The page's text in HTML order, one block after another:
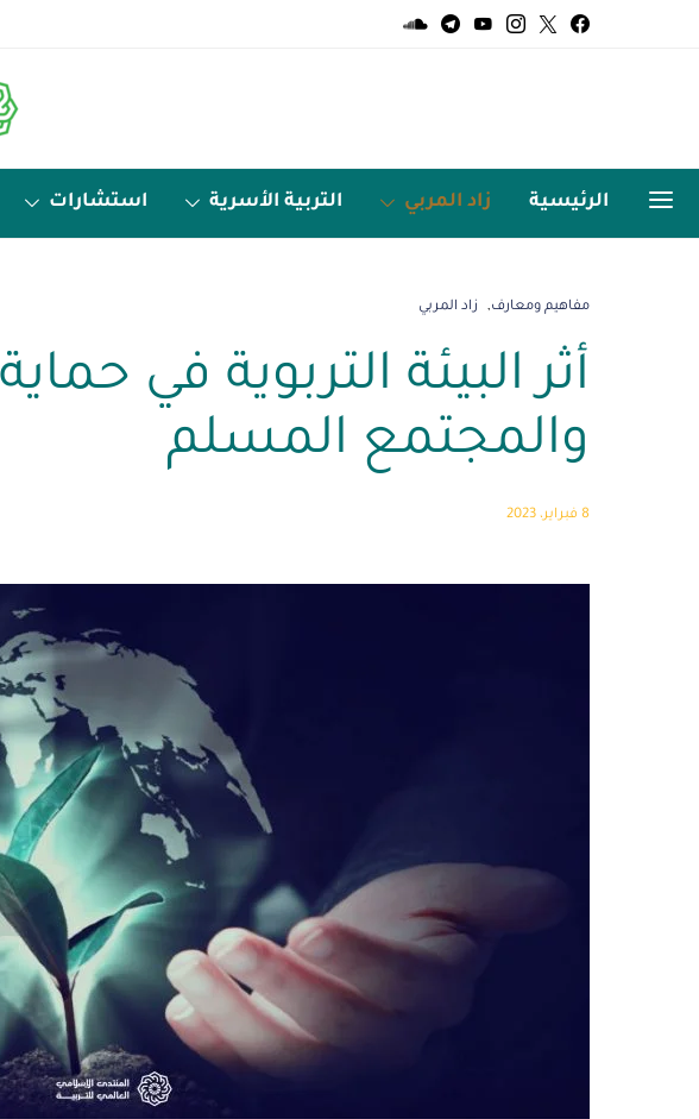
الرئيسية زاد المربي التربية الأسرية استشارات
مفاهيم ومعارف زاد المربي
أثر البيئة التربوية في
والمجتمع المسلم
8 فبراير، 2023